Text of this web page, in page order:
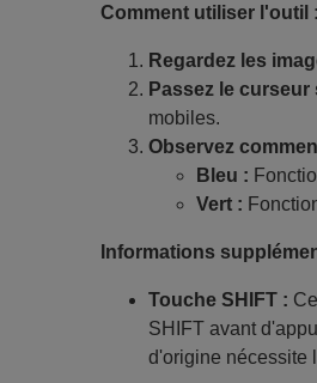
Comment utiliser l'outil :
Regardez les
Passez le
mobiles.
Observez
Bleu :
Vert :
Informations
Touche SHIFT :
SHIFT avant
d'origine nécessite